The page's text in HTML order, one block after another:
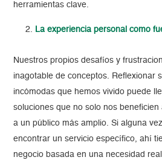
herramientas clave.
La experiencia personal como
Nuestros propios desafíos y
inagotable de conceptos. Reflexionar
incómodas que hemos vivido puede
soluciones que no solo nos
a un público más amplio. Si alguna
encontrar un servicio específico, ahí
negocio basada en una necesidad